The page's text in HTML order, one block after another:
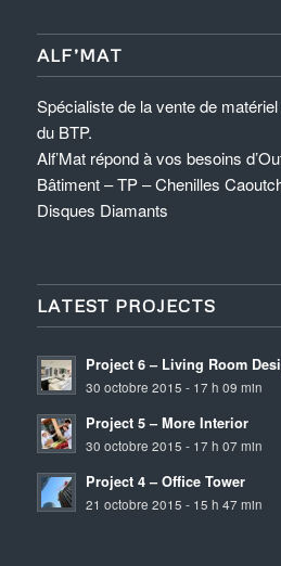
ALF’MAT
Spécialiste de la vente de
du BTP.
Alf’Mat répond à vos besoins
Bâtiment – TP – Chenilles
Disques Diamants
LATEST PROJECTS
Project 6 – Living Room
30 octobre 2015 - 17 h 09 min
Project 5 – More Interior
30 octobre 2015 - 17 h 07 min
Project 4 – Office Tower
21 octobre 2015 - 15 h 47 min